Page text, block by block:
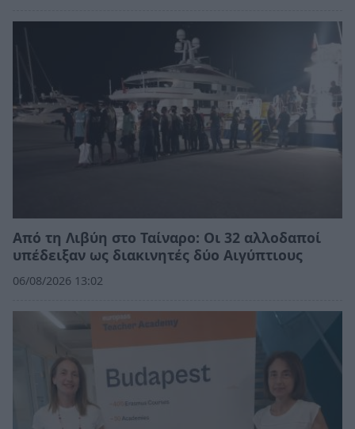
Από τη Λιβύη στο Ταίναρο: Οι 32 αλλοδαποί
υπέδειξαν ως διακινητές δύο Αιγύπτιους
06/08/2026 13:02